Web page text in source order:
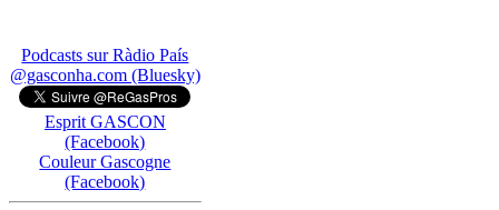
Podcasts sur Ràdio País
@gasconha.com (Bluesky)
Esprit GASCON
(Facebook)
Couleur Gascogne
(Facebook)